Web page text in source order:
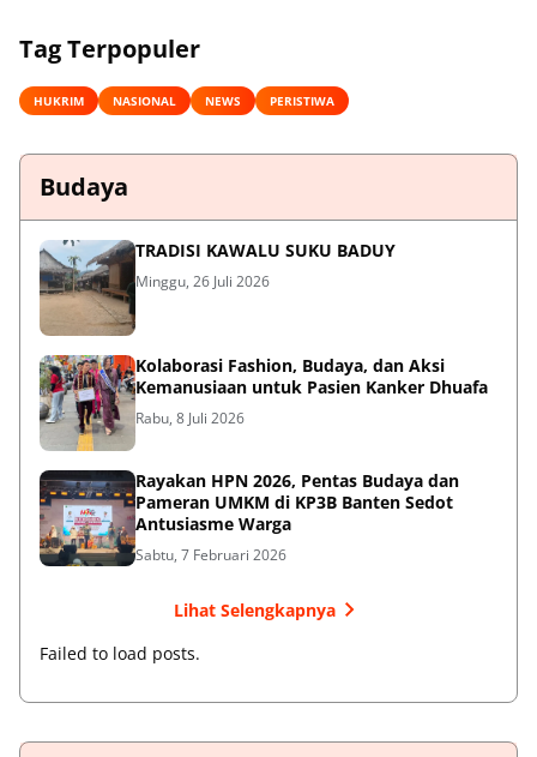
Tag Terpopuler
HUKRIM NASIONAL NEWS PERISTIWA
Budaya
TRADISI KAWALU SUKU BADUY
Minggu, 26 Juli 2026
Kolaborasi Fashion, Budaya, dan Aksi
Kemanusiaan untuk Pasien Kanker Dhuafa
Rabu, 8 Juli 2026
Rayakan HPN 2026, Pentas Budaya dan
Pameran UMKM di KP3B Banten Sedot
Antusiasme Warga
Sabtu, 7 Februari 2026
Lihat Selengkapnya
Failed to load posts.